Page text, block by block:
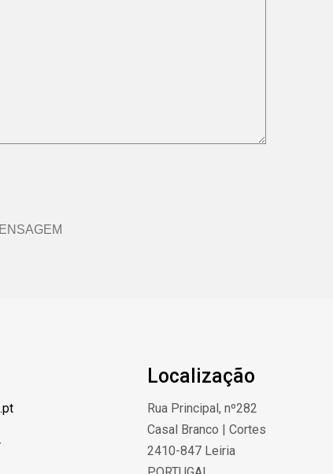
Localização
Rua Principal, nº282
Casal Branco | Cortes
2410-847 Leiria